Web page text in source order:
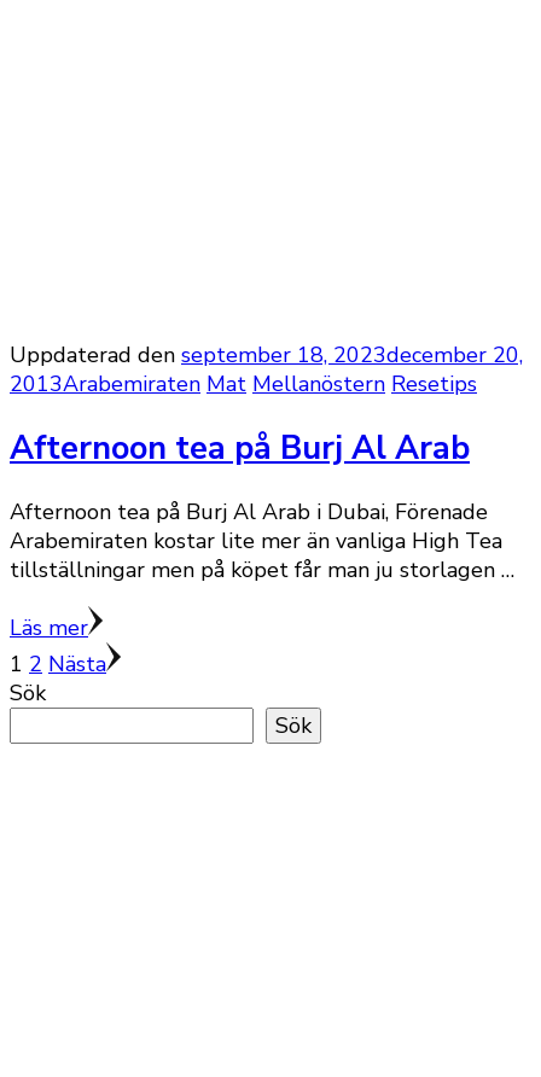
Uppdaterad den september 18, 2023december 20,
2013Arabemiraten Mat Mellanöstern Resetips
Afternoon tea på Burj Al Arab
Afternoon tea på Burj Al Arab i Dubai, Förenade
Arabemiraten kostar lite mer än vanliga High Tea
tillställningar men på köpet får man ju storlagen …
Läs mer
Sidnumrering
för
inlägg
Sida
1 Sida
2 Nästa
Sök
Sök